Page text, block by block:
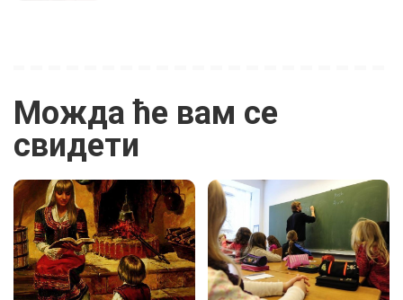
Можда ће вам се
свидети